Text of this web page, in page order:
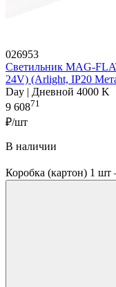
026953
Светильник MAG-
24V) (Arlight, IP20
Day | Дневной 4000 K
9 60871
₽/шт
В наличии
Коробка (картон) 1